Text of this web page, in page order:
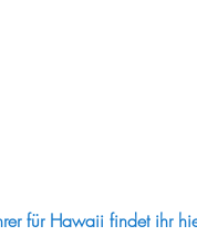
für Hawaii findet ihr